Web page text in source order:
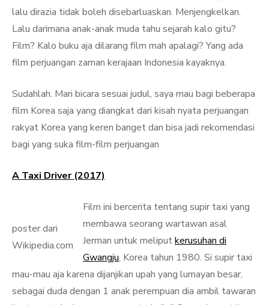
lalu dirazia tidak boleh disebarluaskan. Menjengkelkan.
Lalu darimana anak-anak muda tahu sejarah kalo gitu?
Film? Kalo buku aja dilarang film mah apalagi? Yang ada
film perjuangan zaman kerajaan Indonesia kayaknya.
Sudahlah. Mari bicara sesuai judul, saya mau bagi beberapa
film Korea saja yang diangkat dari kisah nyata perjuangan
rakyat Korea yang keren banget dan bisa jadi rekomendasi
bagi yang suka film-film perjuangan
A Taxi Driver (2017)
poster dari
Wikipedia.com
Film ini bercerita tentang supir taxi yang
membawa seorang wartawan asal
Jerman untuk meliputkerusuhan di
Gwangju, Korea tahun 1980. Si supir taxi
mau-mau aja karena dijanjikan upah yang lumayan besar,
sebagai duda dengan 1 anak perempuan dia ambil tawaran